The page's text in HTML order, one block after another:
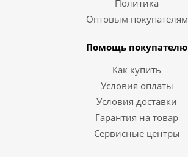
Политика
Оптовым покупателям
Помощь покупателю
Как купить
Условия оплаты
Условия доставки
Гарантия на товар
Сервисные центры